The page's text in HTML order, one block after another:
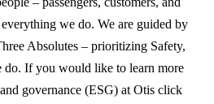
we do. We are guided by
Absolutes – prioritizing Safety,
If you would like to learn more
governance (ESG) at Otis click